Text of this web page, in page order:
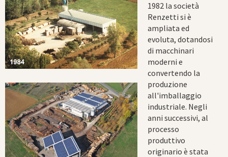
1982 la società
Renzetti si è
ampliata ed
evoluta, dotandosi
di macchinari
moderni e
convertendo la
produzione
all'imballaggio
industriale. Negli
anni successivi, al
processo
produttivo
originario è stata